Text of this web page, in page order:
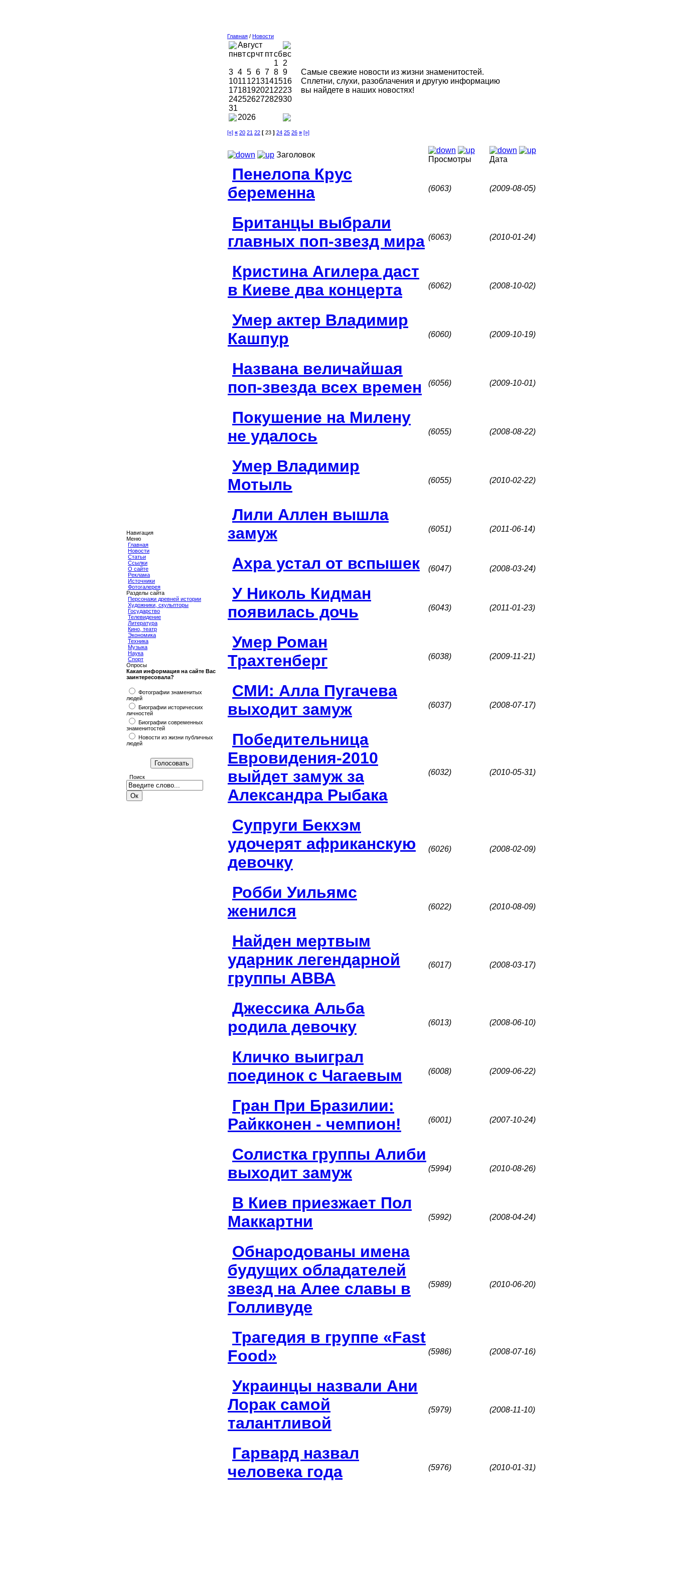
Навигация
Меню
Главная
Новости
Статьи
Ссылки
О сайте
Реклама
Источники
Фотогалерея
Разделы сайта
Персонажи древней истории
Художники, скульпторы
Государство
Телевидение
Литература
Кино, театр
Экономика
Техника
Музыка
Наука
Спорт
Опросы
Какая информация на сайте Вас
заинтересовала?
Фотографии знаменитых
людей
Биографии исторических
личностей
Биографии современных
знаменитостей
Новости из жизни публичных
людей
Поиск
Главная / Новости
Август
пнвтсрчт птсбвс
1
2
3 4 5 6 7 8 9
10111213141516
17181920212223
24252627282930
31
2026
Самые свежие новости из жизни знаменитостей.
Сплетни, слухи, разоблачения и другую информацию
вы найдете в наших новостях!
[«] « 20 21 22 [ 23 ] 24 25 26 » [»]
Заголовок
Просмотры Дата
Пенелопа Крус
беременна
(6063) (2009-08-05)
Британцы выбрали
главных поп-звезд мира (6063) (2010-01-24)
Кристина Агилера даст
в Киеве два концерта
(6062) (2008-10-02)
Умер актер Владимир
Кашпур
(6060) (2009-10-19)
Названа величайшая
поп-звезда всех времен
(6056) (2009-10-01)
Покушение на Милену
не удалось
(6055) (2008-08-22)
Умер Владимир
Мотыль
(6055) (2010-02-22)
Лили Аллен вышла
замуж
(6051) (2011-06-14)
Ахра устал от вспышек (6047) (2008-03-24)
У Николь Кидман
появилась дочь
(6043) (2011-01-23)
Умер Роман
Трахтенберг
(6038) (2009-11-21)
СМИ: Алла Пугачева
выходит замуж
(6037) (2008-07-17)
Победительница
Евровидения-2010
выйдет замуж за
Александра Рыбака
(6032) (2010-05-31)
Супруги Бекхэм
удочерят африканскую
девочку
(6026) (2008-02-09)
Робби Уильямс
женился
(6022) (2010-08-09)
Найден мертвым
ударник легендарной
группы AВВА
(6017) (2008-03-17)
Джессика Альба
родила девочку
(6013) (2008-06-10)
Кличко выиграл
поединок с Чагаевым
(6008) (2009-06-22)
Гран При Бразилии:
Райкконен - чемпион!
(6001) (2007-10-24)
Солистка группы Алиби
выходит замуж
(5994) (2010-08-26)
В Киев приезжает Пол
Маккартни
(5992) (2008-04-24)
Обнародованы имена
будущих обладателей
звезд на Алее славы в
Голливуде
(5989) (2010-06-20)
Трагедия в группе «Fast
Food»
(5986) (2008-07-16)
Украинцы назвали Ани
Лорак самой
талантливой
(5979) (2008-11-10)
Гарвард назвал
человека года
(5976) (2010-01-31)